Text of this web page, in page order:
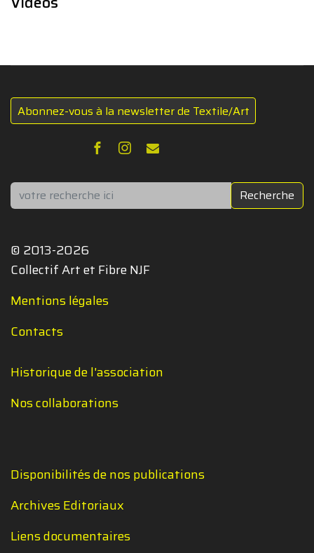
Abonnez-vous à la newsletter de Textile/Art
Rechercher Recherche
© 2013-2026
Collectif Art et Fibre NJF
Mentions légales
Contacts
Historique de l'association
Nos collaborations
Disponibilités de nos publications
Archives Editoriaux
Liens documentaires